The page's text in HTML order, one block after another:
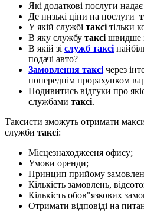
Які додаткові послуги надає
Де низькі ціни на послуги
У якій службі таксітільки
В яку службу таксішвидше
В якій зі служб таксі
подачі авто?
Замовлення таксічерез
попереднім прорахунком
Подивитись відгуки про
службами таксі.
Таксисти зможуть отримати
служби таксі:
Місцезнаходжееня офису;
Умови оренди;
Принцип прийому
Кількість замовлень,
Кількість обов"язкових
Отримати відповіді на